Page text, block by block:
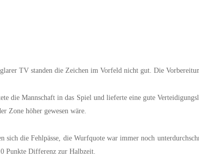
TV standen die Zeichen im Vorfeld nicht gut. Die
die Mannschaft in das Spiel und lieferte eine gute
Zone höher gewesen wäre.
sich die Fehlpässe, die Wurfquote war immer noch
Punkte Differenz zur Halbzeit.